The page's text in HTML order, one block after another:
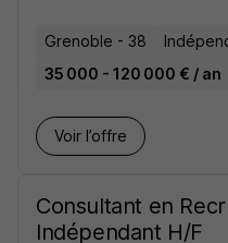
Grenoble - 38
35 000 - 120 000 € / an
Voir l’offre
Consultant en
Indépendant H/F